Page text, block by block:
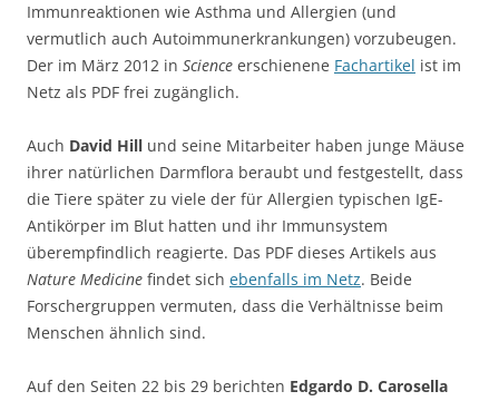
Immunreaktionen wie Asthma und Allergien (und
vermutlich auch Autoimmunerkrankungen) vorzubeugen.
Der im März 2012 in Science erschienene Fachartikel ist im
Netz als PDF frei zugänglich.
Auch David Hill und seine Mitarbeiter haben junge Mäuse
ihrer natürlichen Darmflora beraubt und festgestellt, dass
die Tiere später zu viele der für Allergien typischen IgE-
Antikörper im Blut hatten und ihr Immunsystem
überempfindlich reagierte. Das PDF dieses Artikels aus
Nature Medicine findet sich ebenfalls im Netz. Beide
Forschergruppen vermuten, dass die Verhältnisse beim
Menschen ähnlich sind.
Auf den Seiten 22 bis 29 berichten Edgardo D. Carosella